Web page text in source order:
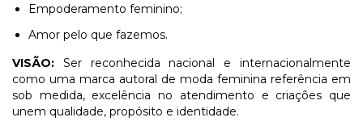
Empoderamento feminino;
Amor pelo que fazemos.
VISÃO: Ser reconhecida nacional e internacionalmente
como uma marca autoral de moda feminina referência em
sob medida, excelência no atendimento e criações que
unem qualidade, propósito e identidade.